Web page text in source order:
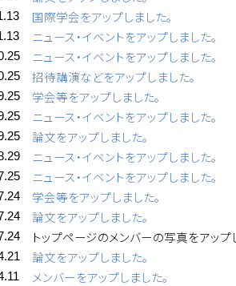
国際学会をアップしました。
ニュース・イベントをアップしました。
ニュース・イベントをアップしました。
招待講演などをアップしました。
学会等をアップしました。
ニュース・イベントをアップしました。
論文をアップしました。
ニュース・イベントをアップしました。
ニュース・イベントをアップしました。
学会等をアップしました。
論文をアップしました。
トップページのメンバーの写真をアップ
論文をアップしました。
メンバーをアップしました。